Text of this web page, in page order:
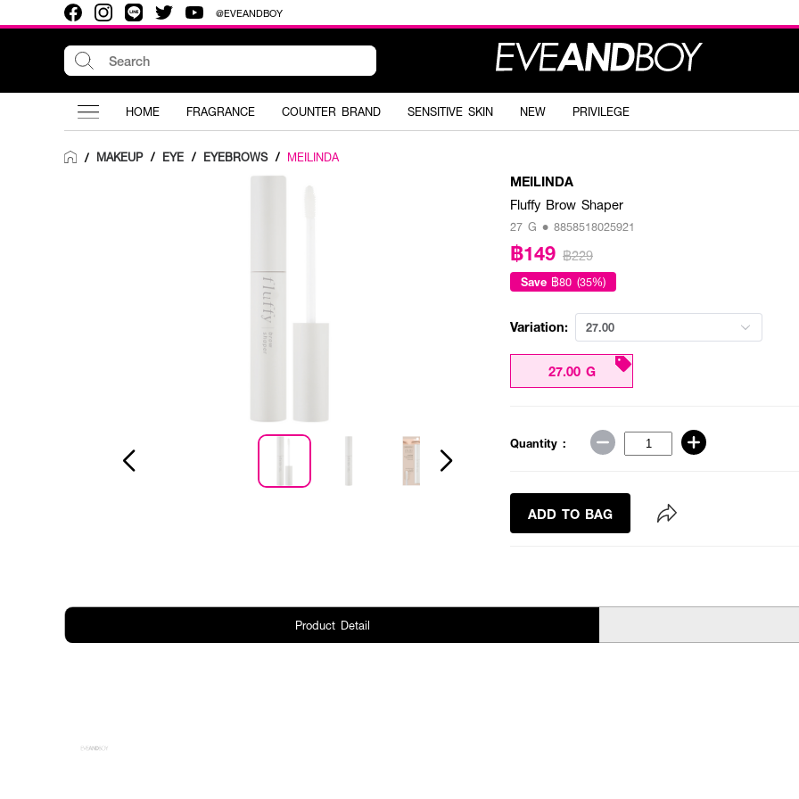
@EVEANDBOY
HOME FRAGRANCE COUNTER BRAND SENSITIVE SKIN NEW PRIVILEGE
/ MAKEUP / EYE / EYEBROWS / MEILINDA
MEILINDA
Fluffy Brow Shaper
27 G • 8858518025921
฿149 ฿229
Save ฿80 (35%)
Variation: 27.00
27.00 G
Quantity :
ADD TO BAG
Product Detail